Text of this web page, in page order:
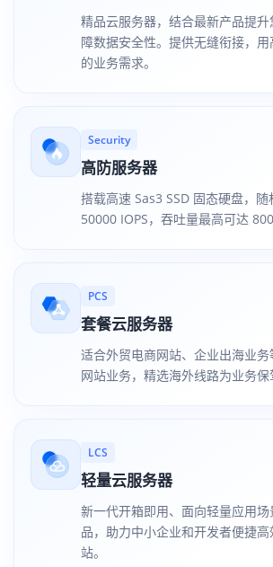
精品云服务器，结合最新产品提
障数据安全性。提供无缝衔接，
的业务需求。
Security
高防服务器
搭载高速 Sas3 SSD 固态硬盘，
50000 IOPS，吞吐量最高可达
PCS
套餐云服务器
适合外贸电商网站、企业出海业
网站业务，精选海外线路为业务保
LCS
轻量云服务器
新一代开箱即用、面向轻量应用
品，助力中小企业和开发者便捷
站。